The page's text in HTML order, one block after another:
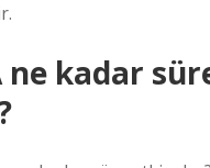
ne kadar